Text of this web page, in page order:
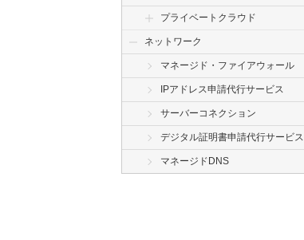
プライベートクラウド
ネットワーク
マネージド・ファイアウォール
IPアドレス申請代行サービス
サーバーコネクション
デジタル証明書申請代行サービス
マネージドDNS